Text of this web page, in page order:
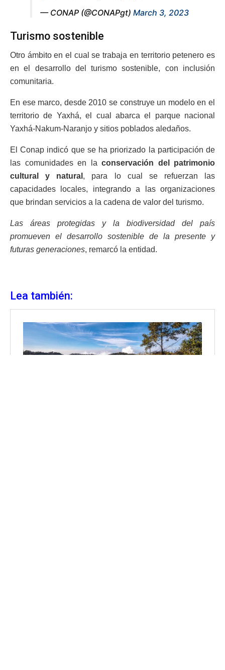
— CONAP (@CONAPgt) March 3, 2023
Turismo sostenible
Otro ámbito en el cual se trabaja en territorio petenero es
en el desarrollo del turismo sostenible, con inclusión
comunitaria.
En ese marco, desde 2010 se construye un modelo en el
territorio de Yaxhá, el cual abarca el parque nacional
Yaxhá-Nakum-Naranjo y sitios poblados aledaños.
El Conap indicó que se ha priorizado la participación de
las comunidades en la conservación del patrimonio
cultural y natural , para lo cual se refuerzan las
capacidades locales, integrando a las organizaciones
que brindan servicios a la cadena de valor del turismo.
Las áreas protegidas y la biodiversidad del país
promueven el desarrollo sostenible de la presente y
futuras generaciones, remarcó la entidad.
Lea también: